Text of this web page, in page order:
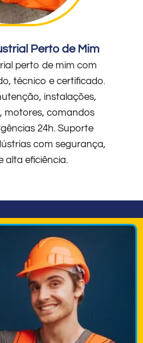
Perto de Mim
perto de mim com
técnico e certificado.
instalações,
motores, comandos
24h. Suporte
com segurança,
alta eficiência.